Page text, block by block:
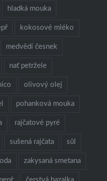
hladká mouka
kokosové mléko
medvědí česnek
nať petržele
olivový olej
pohanková mouka
rajčatové pyré
sušená rajčata sůl
zakysaná smetana